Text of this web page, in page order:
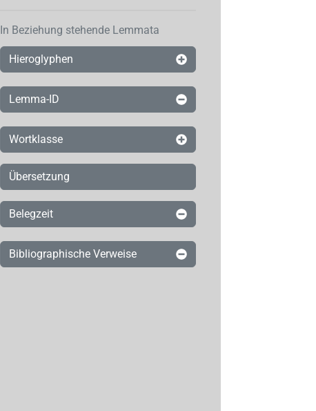
In Beziehung stehende Lemmata
Hieroglyphen
Lemma-ID
Wortklasse
Übersetzung
Belegzeit
Bibliographische Verweise